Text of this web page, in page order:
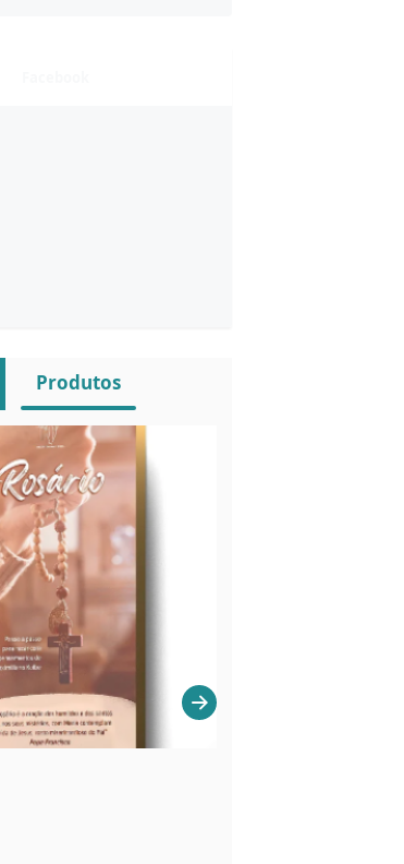
Produtos